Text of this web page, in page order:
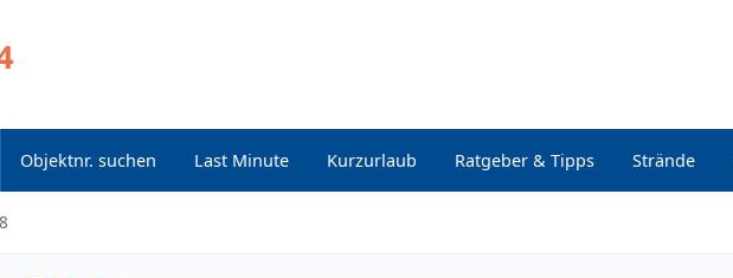
Objektnr. suchen Last Minute Kurzurlaub Ratgeber & Tipps Strände